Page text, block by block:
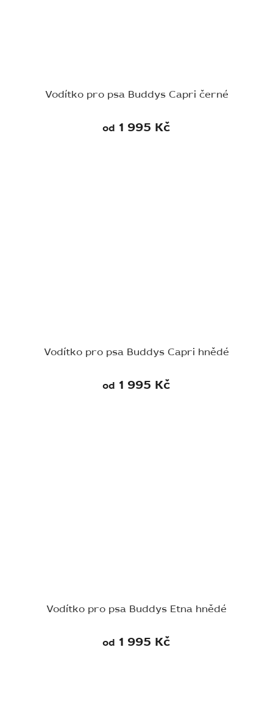
Vodítko pro psa Buddys Capri černé
od 1 995 Kč
Vodítko pro psa Buddys Capri hnědé
od 1 995 Kč
Vodítko pro psa Buddys Etna hnědé
od 1 995 Kč